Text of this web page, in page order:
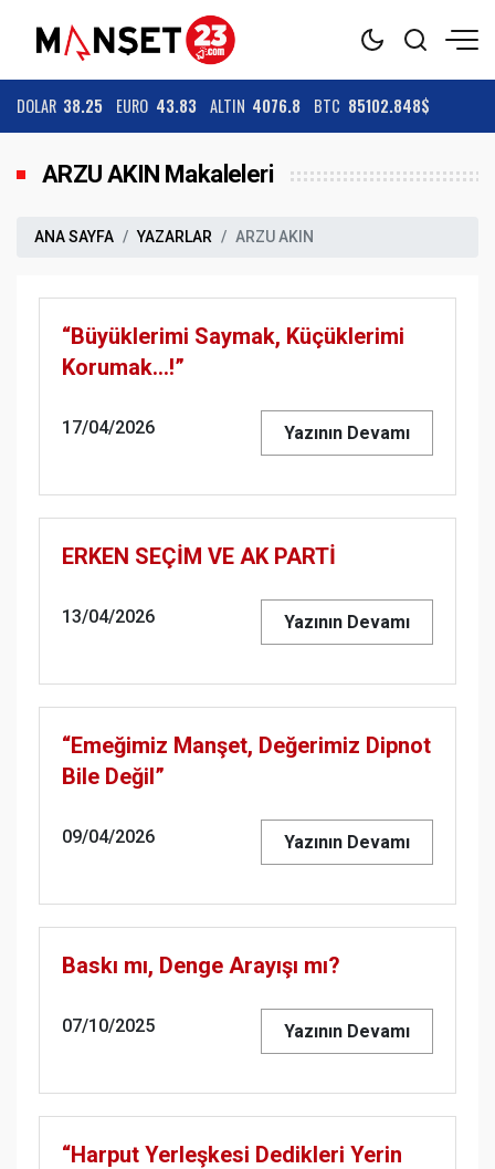
DOLAR 38.25 EURO 43.83 ALTIN 4076.8 BTC 85102.848$
ARZU AKIN Makaleleri
ANA SAYFA YAZARLAR ARZU AKIN
“Büyüklerimi Saymak, Küçüklerimi
Korumak…!”
17/04/2026 Yazının Devamı
ERKEN SEÇİM VE AK PARTİ
13/04/2026 Yazının Devamı
“Emeğimiz Manşet, Değerimiz Dipnot
Bile Değil”
09/04/2026 Yazının Devamı
Baskı mı, Denge Arayışı mı?
07/10/2025 Yazının Devamı
“Harput Yerleşkesi Dedikleri Yerin